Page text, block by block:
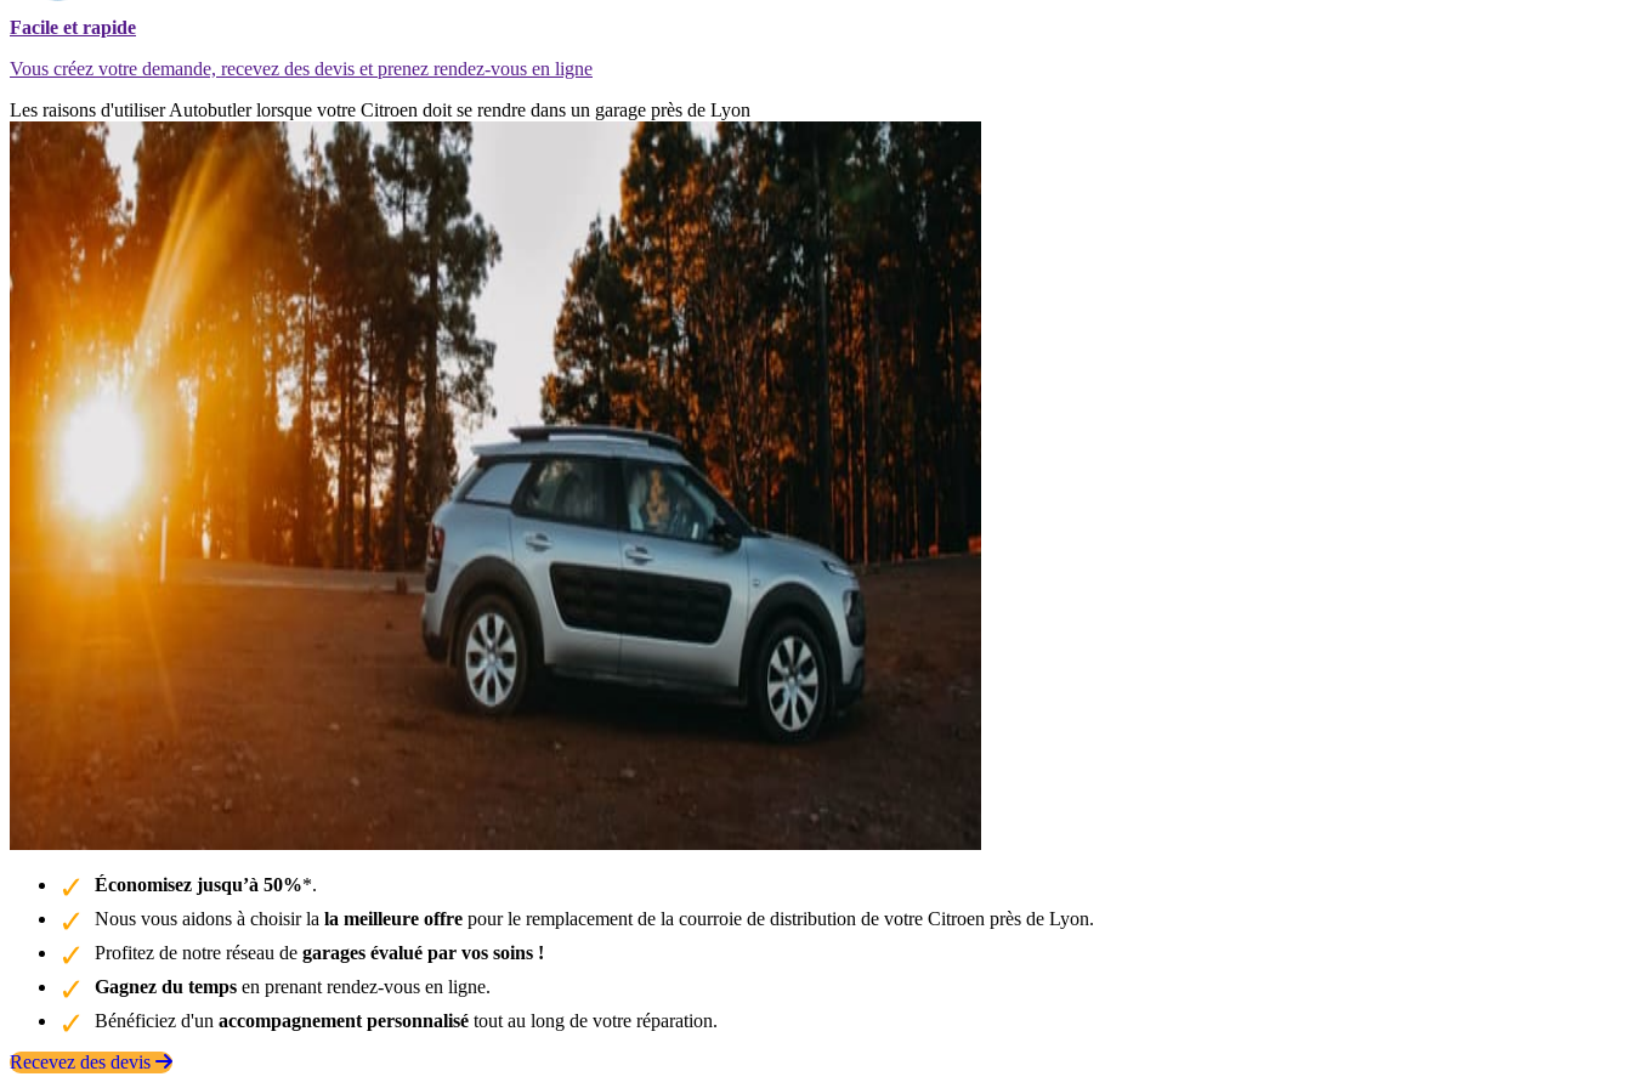
Facile et rapide
Vous créez votre demande, recevez des devis et prenez rendez-vous en ligne
Les raisons d'utiliser Autobutler lorsque votre Citroen doit se rendre dans un garage près de Lyon
Économisez jusqu’à 50%*.
Nous vous aidons à choisir la la meilleure offre pour le remplacement de la courroie de distribution de votre Citroen près de Lyon.
Profitez de notre réseau de garages évalué par vos soins !
Gagnez du temps en prenant rendez-vous en ligne.
Bénéficiez d'un accompagnement personnalisé tout au long de votre réparation.
Recevez des devis